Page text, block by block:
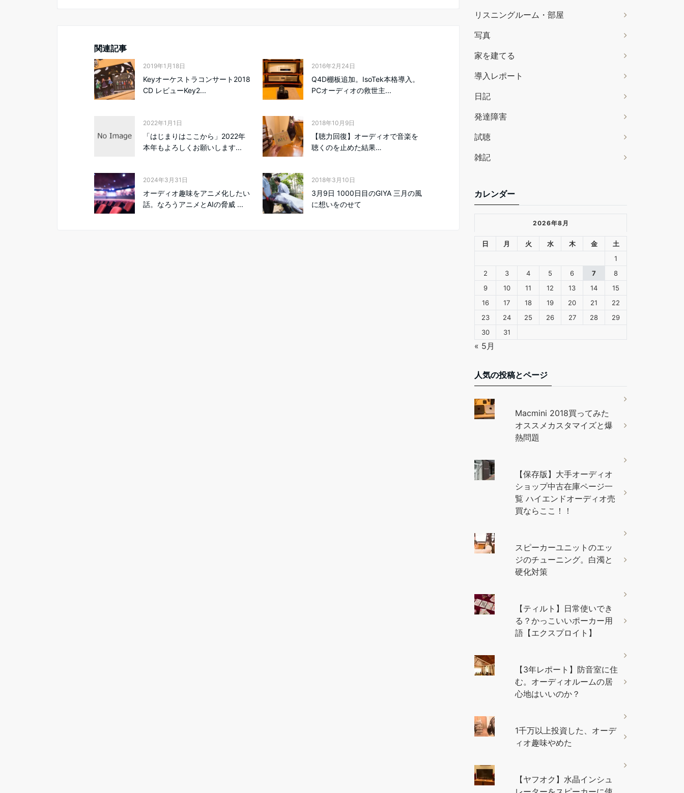
関連記事
2019年1月18日
Keyオーケストラコンサート2018
CD レビューKey2...
2016年2月24日
Q4D棚板追加。IsoTek本格導入。
PCオーディオの救世主...
2022年1月1日
「はじまりはここから」2022年
本年もよろしくお願いします...
2018年10月9日
【聴力回復】オーディオで音楽を
聴くのを止めた結果…
2024年3月31日
オーディオ趣味をアニメ化したい
話。なろうアニメとAIの脅威 ...
2018年3月10日
3月9日 1000日目のGIYA 三月の風
に想いをのせて
リスニングルーム・部屋
写真
家を建てる
導入レポート
日記
発達障害
試聴
雑記
カレンダー
2026年8月
日 月 火 水 木 金
土
1
2
3 4 5 6 7
8
9
10 11 12 13 14
15
16
17 18 19 20 21
22
23
24 25 26 27 28
29
30
31
« 5月
人気の投稿とページ
Macmini 2018買ってみた
オススメカスタマイズと爆
熱問題
【保存版】大手オーディオ
ショップ中古在庫ページ一
覧 ハイエンドオーディオ売
買ならここ！！
スピーカーユニットのエッ
ジのチューニング。白濁と
硬化対策
【ティルト】日常使いでき
る？かっこいいポーカー用
語【エクスプロイト】
【3年レポート】防音室に住
む。オーディオルームの居
心地はいいのか？
1千万以上投資した、オーデ
ィオ趣味やめた
【ヤフオク】水晶インシュ